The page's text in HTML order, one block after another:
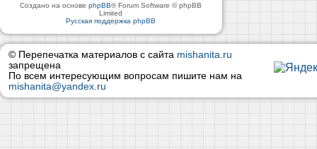
Создано на основеphpBB® Forum Software © phpBB
Limited
Русская поддержка phpBB
© Перепечатка материалов с сайта mishanita.ru
запрещена
По всем интересующим вопросам пишите нам на
mishanita@yandex.ru